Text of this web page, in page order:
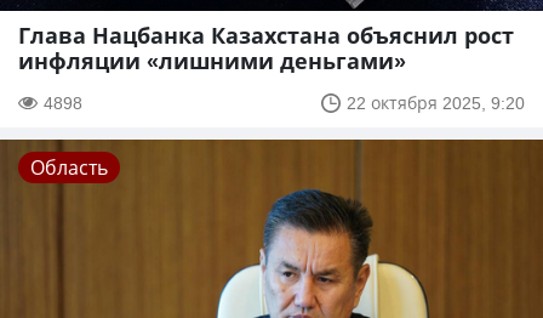
Глава Нацбанка Казахстана объяснил рост
инфляции «лишними деньгами»
4898 22 октября 2025, 9:20
Область